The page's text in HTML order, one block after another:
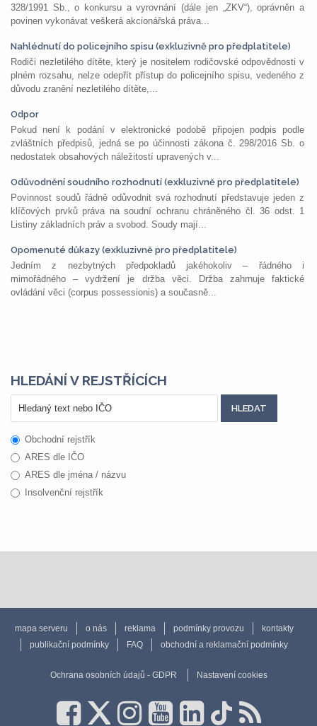
328/1991 Sb., o konkursu a vyrovnání (dále jen „ZKV“), oprávněn a
povinen vykonávat veškerá akcionářská práva...
Nahlédnutí do policejního spisu (exkluzivně pro předplatitele)
Rodiči nezletilého dítěte, který je nositelem rodičovské odpovědnosti v
plném rozsahu, nelze odepřít přístup do policejního spisu, vedeného z
důvodu zranění nezletilého dítěte,...
Odpor
Pokud není k podání v elektronické podobě připojen podpis podle
zvláštních předpisů, jedná se po účinnosti zákona č. 298/2016 Sb. o
nedostatek obsahových náležitostí upravených v...
Odůvodnění soudního rozhodnutí (exkluzivně pro předplatitele)
Povinnost soudů řádně odůvodnit svá rozhodnutí představuje jeden z
klíčových prvků práva na soudní ochranu chráněného čl. 36 odst. 1
Listiny základních práv a svobod. Soudy mají...
Opomenuté důkazy (exkluzivně pro předplatitele)
Jedním z nezbytných předpokladů jakéhokoliv – řádného i
mimořádného – vydržení je držba věci. Držba zahrnuje faktické
ovládání věci (corpus possessionis) a současně...
HLEDÁNÍ V REJSTŘÍCÍCH
Obchodní rejstřík
ARES dle IČO
ARES dle jména / názvu
Insolvenční rejstřík
mapa serveru o nás reklama podmínky provozu
kontakty
publikační podmínky
FAQ obchodní a reklamační podmínky
Ochrana osobních údajů - GDPR Nastavení cookies